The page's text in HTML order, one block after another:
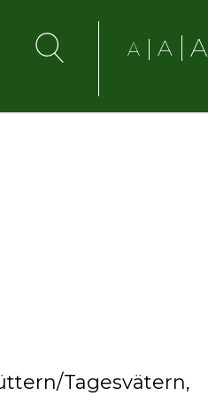
A A A
Tagesvätern,